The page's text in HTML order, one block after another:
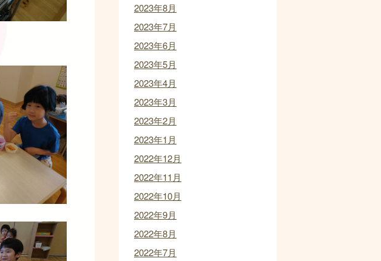
2023年8月
2023年7月
2023年6月
2023年5月
2023年4月
2023年3月
2023年2月
2023年1月
2022年12月
2022年11月
2022年10月
2022年9月
2022年8月
2022年7月